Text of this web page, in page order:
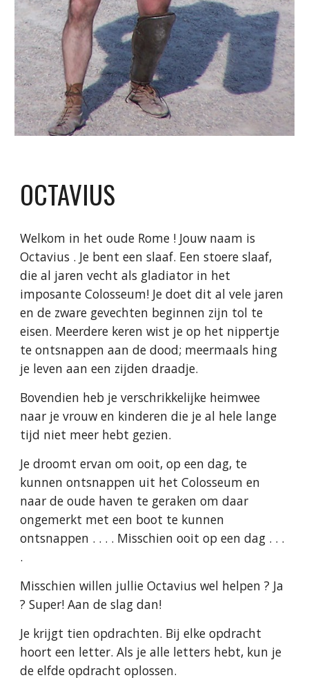
OCTAVIUS
Welkom in het oude Rome ! Jouw naam is
Octavius . Je bent een slaaf. Een stoere slaaf,
die al jaren vecht als gladiator in het
imposante Colosseum! Je doet dit al vele jaren
en de zware gevechten beginnen zijn tol te
eisen. Meerdere keren wist je op het nippertje
te ontsnappen aan de dood; meermaals hing
je leven aan een zijden draadje.
Bovendien heb je verschrikkelijke heimwee
naar je vrouw en kinderen die je al hele lange
tijd niet meer hebt gezien.
Je droomt ervan om ooit, op een dag, te
kunnen ontsnappen uit het Colosseum en
naar de oude haven te geraken om daar
ongemerkt met een boot te kunnen
ontsnappen . . . . Misschien ooit op een dag . . .
.
Misschien willen jullie Octavius wel helpen ? Ja
? Super! Aan de slag dan!
Je krijgt tien opdrachten. Bij elke opdracht
hoort een letter. Als je alle letters hebt, kun je
de elfde opdracht oplossen.